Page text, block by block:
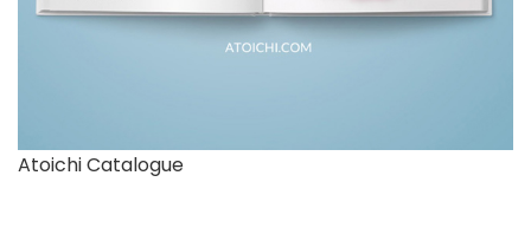
Atoichi Catalogue